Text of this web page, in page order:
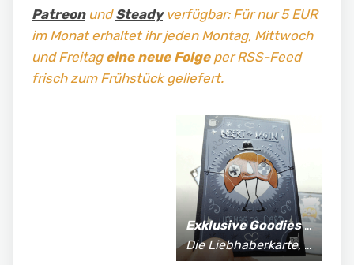
PatreonundSteadyverfügbar: Für nur 5 EUR
im Monat erhaltet ihr jeden Montag, Mittwoch
und Freitageine neue Folgeper RSS-Feed
frisch zum Frühstück geliefert.
Exklusive Goodiesfür Supporter*innen:
Die Liebhaberkarte, jährlich limitierte Fan-Shirts und vieles mehr!